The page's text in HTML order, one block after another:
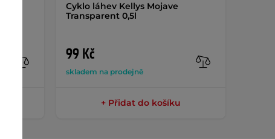
Cyklo láhev Kellys Mojave
Transparent 0,5l
99 Kč
skladem na prodejně
+ Přidat do košíku